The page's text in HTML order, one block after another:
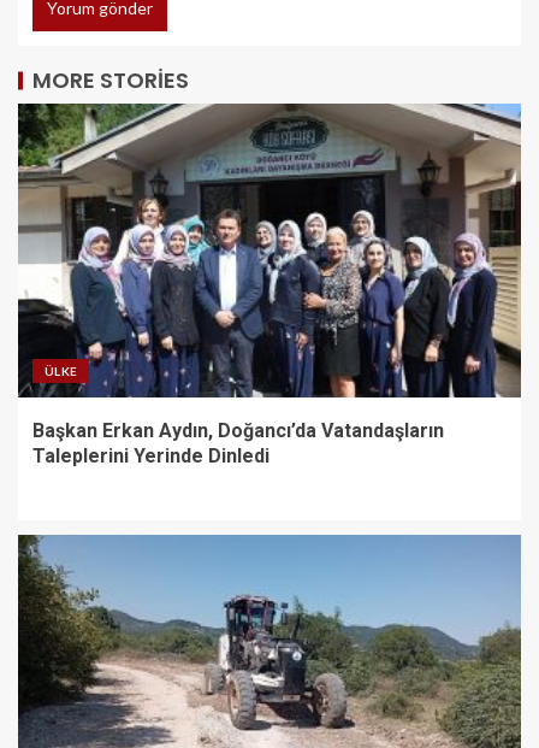
MORE STORIES
ÜLKE
Başkan Erkan Aydın, Doğancı’da Vatandaşların
Taleplerini Yerinde Dinledi